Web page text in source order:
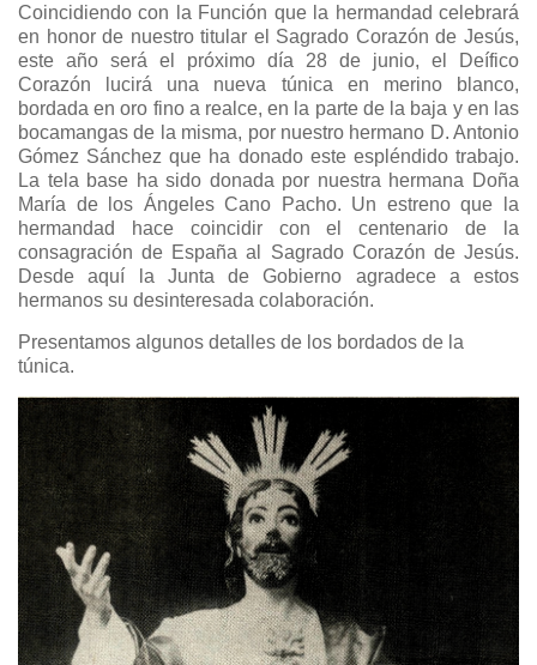
Coincidiendo con la Función que la hermandad celebrará
en honor de nuestro titular el Sagrado Corazón de Jesús,
este año será el próximo día 28 de junio, el Deífico
Corazón lucirá una nueva túnica en merino blanco,
bordada en oro fino a realce, en la parte de la baja y en las
bocamangas de la misma, por nuestro hermano D. Antonio
Gómez Sánchez que ha donado este espléndido trabajo.
La tela base ha sido donada por nuestra hermana Doña
María de los Ángeles Cano Pacho. Un estreno que la
hermandad hace coincidir con el centenario de la
consagración de España al Sagrado Corazón de Jesús.
Desde aquí la Junta de Gobierno agradece a estos
hermanos su desinteresada colaboración.
Presentamos algunos detalles de los bordados de la
túnica.